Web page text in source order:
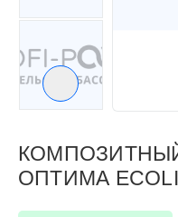
ОПТИМА
Следующий